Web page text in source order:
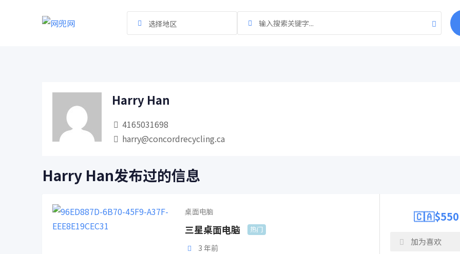
选择地区
Harry Han
4165031698
harry@concordrecycling.ca
Harry Han发布过的信息
桌面电脑
三星桌面电脑 热门
3 年前
🇨🇦$550
加为喜欢